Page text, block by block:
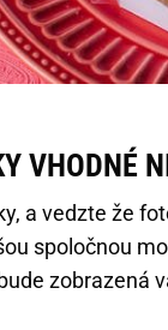
VHODNÉ
a vedzte že
spoločnou
zobrazená